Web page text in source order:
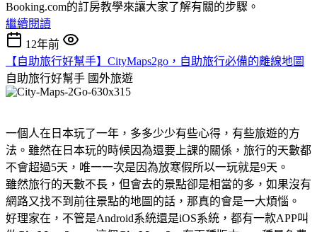
Booking.com的訂房教學來讓大家了解有關的步驟。
繼續閱讀
12年前
【自助旅行好幫手】CityMaps2go，自助旅行必備的離線地圖
自助旅行好幫手 國外旅遊
一個人在日本玩了一年，多多少少有些心得，有些旅遊的方
法。雖然在日本玩的時候因為還要上課的關係，旅行的天數都
不會超過5天，唯一一次是因為放寒假所以一玩就是9天。
雖然旅行的天數不長，但會去的景點卻是相當的多，如果沒有
網路又找不到前往景點的地圖的話，那真的會是一大煩惱。
好理家在，不管是Android系統還是iOS系統，都有一款APP叫